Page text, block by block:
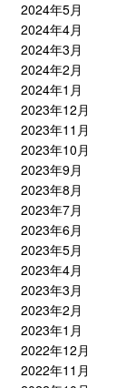
2024年5月
2024年4月
2024年3月
2024年2月
2024年1月
2023年12月
2023年11月
2023年10月
2023年9月
2023年8月
2023年7月
2023年6月
2023年5月
2023年4月
2023年3月
2023年2月
2023年1月
2022年12月
2022年11月